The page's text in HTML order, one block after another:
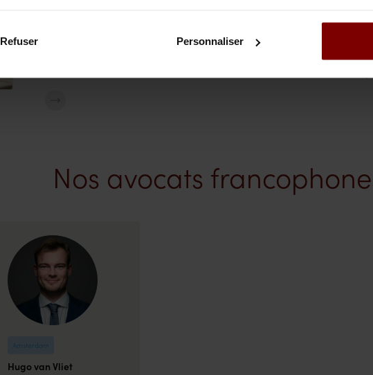
Refuser Personnaliser
conventionnelle aux Pays-Bas
Nos avocats
Amsterdam
Hugo van Vliet